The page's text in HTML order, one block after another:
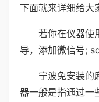
下面就来详细给大
若你在仪器使
导，添加微信号;
宁波免安装的
器一般是指通过一